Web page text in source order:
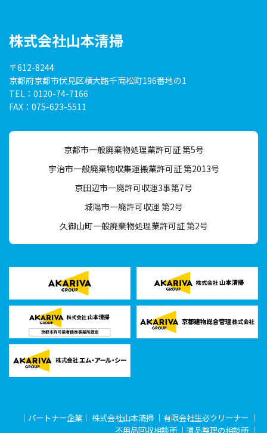
株式会社山本清掃
〒612-8244
京都府京都市伏見区横大路千両松町196番地の1
TEL：0120-74-7166
FAX：075-623-5511
京都市一般廃棄物処理業許可証 第5号
宇治市一般廃棄物収集運搬業許可証 第2013号
京田辺市一廃許可収運3事第7号
城陽市一廃許可収運 第2号
久御山町一般廃棄物処理業許可証 第2号
｜パートナー企業｜ 株式会社山本清掃 ｜ 有限会社生必クリーナー ｜
不用品回収相談所｜ 遺品整理の相談所｜